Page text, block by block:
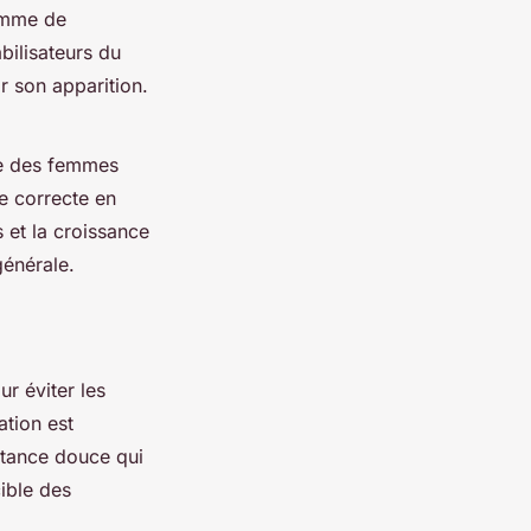
de
du
son apparition.
des femmes
correcte en
et la croissance
éviter les
est
douce qui
des